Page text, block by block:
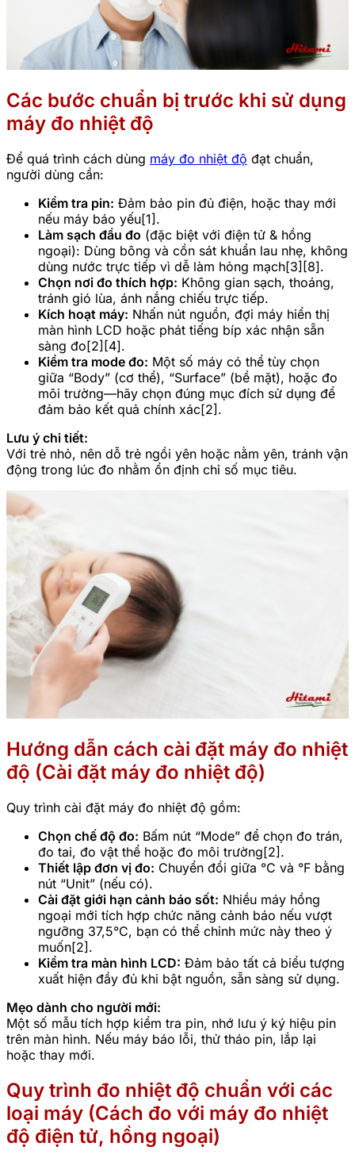
Các bước chuẩn bị trước khi sử dụng
máy đo nhiệt độ
Để quá trình cách dùng máy đo nhiệt độ đạt chuẩn,
người dùng cần:
Kiểm tra pin: Đảm bảo pin đủ điện, hoặc thay mới
nếu máy báo yếu[1].
Làm sạch đầu đo (đặc biệt với điện tử & hồng
ngoại): Dùng bông và cồn sát khuẩn lau nhẹ, không
dùng nước trực tiếp vì dễ làm hỏng mạch[3][8].
Chọn nơi đo thích hợp: Không gian sạch, thoáng,
tránh gió lùa, ánh nắng chiếu trực tiếp.
Kích hoạt máy: Nhấn nút nguồn, đợi máy hiển thị
màn hình LCD hoặc phát tiếng bíp xác nhận sẵn
sàng đo[2][4].
Kiểm tra mode đo: Một số máy có thể tùy chọn
giữa “Body” (cơ thể), “Surface” (bề mặt), hoặc đo
môi trường—hãy chọn đúng mục đích sử dụng để
đảm bảo kết quả chính xác[2].
Lưu ý chi tiết:
Với trẻ nhỏ, nên dỗ trẻ ngồi yên hoặc nằm yên, tránh vận
động trong lúc đo nhằm ổn định chỉ số mục tiêu.
Hướng dẫn cách cài đặt máy đo nhiệt
độ (Cài đặt máy đo nhiệt độ)
Quy trình cài đặt máy đo nhiệt độ gồm:
Chọn chế độ đo: Bấm nút “Mode” để chọn đo trán,
đo tai, đo vật thể hoặc đo môi trường[2].
Thiết lập đơn vị đo: Chuyển đổi giữa °C và °F bằng
nút “Unit” (nếu có).
Cài đặt giới hạn cảnh báo sốt: Nhiều máy hồng
ngoại mới tích hợp chức năng cảnh báo nếu vượt
ngưỡng 37,5°C, bạn có thể chỉnh mức này theo ý
muốn[2].
Kiểm tra màn hình LCD: Đảm bảo tất cả biểu tượng
xuất hiện đầy đủ khi bật nguồn, sẵn sàng sử dụng.
Mẹo dành cho người mới:
Một số mẫu tích hợp kiểm tra pin, nhớ lưu ý ký hiệu pin
trên màn hình. Nếu máy báo lỗi, thử tháo pin, lắp lại
hoặc thay mới.
Quy trình đo nhiệt độ chuẩn với các
loại máy (Cách đo với máy đo nhiệt
độ điện tử, hồng ngoại)